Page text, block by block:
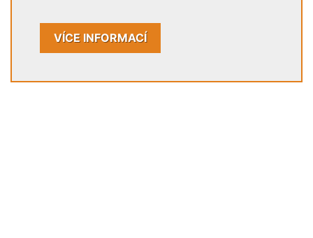
VÍCE INFORMACÍ